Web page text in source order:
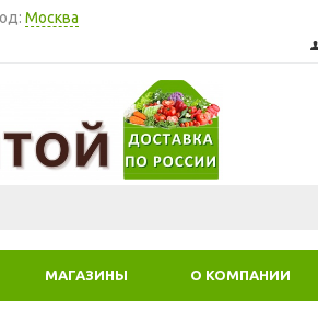
Москва
МАГАЗИНЫ О КОМПАНИИ